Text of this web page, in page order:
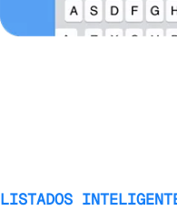
LISTADOS